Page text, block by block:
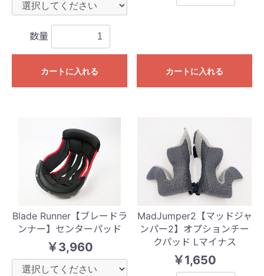
数量
カートに入れる カートに入れる
Blade Runner【ブレードラ
ンナー】センターパッド
￥3,960
MadJumper2【マッドジャ
ンパー2】オプションチー
クパッド Lマイナス
￥1,650